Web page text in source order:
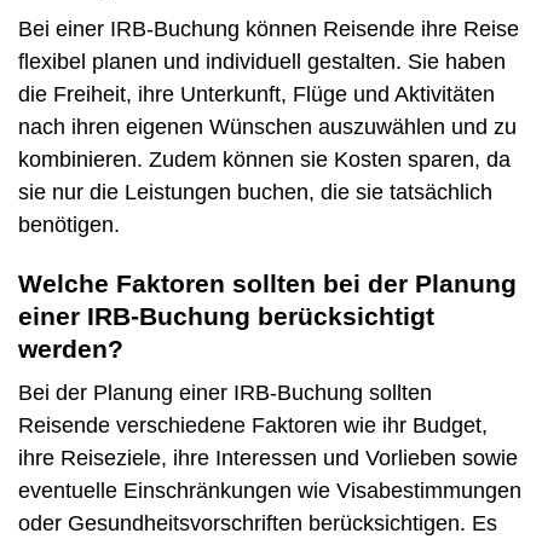
Bei einer IRB-Buchung können Reisende ihre Reise
flexibel planen und individuell gestalten. Sie haben
die Freiheit, ihre Unterkunft, Flüge und Aktivitäten
nach ihren eigenen Wünschen auszuwählen und zu
kombinieren. Zudem können sie Kosten sparen, da
sie nur die Leistungen buchen, die sie tatsächlich
benötigen.
Welche Faktoren sollten bei der Planung
einer IRB-Buchung berücksichtigt
werden?
Bei der Planung einer IRB-Buchung sollten
Reisende verschiedene Faktoren wie ihr Budget,
ihre Reiseziele, ihre Interessen und Vorlieben sowie
eventuelle Einschränkungen wie Visabestimmungen
oder Gesundheitsvorschriften berücksichtigen. Es